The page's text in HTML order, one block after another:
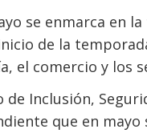
se enmarca en
de la
el comercio y los
Inclusión,
que en mayo